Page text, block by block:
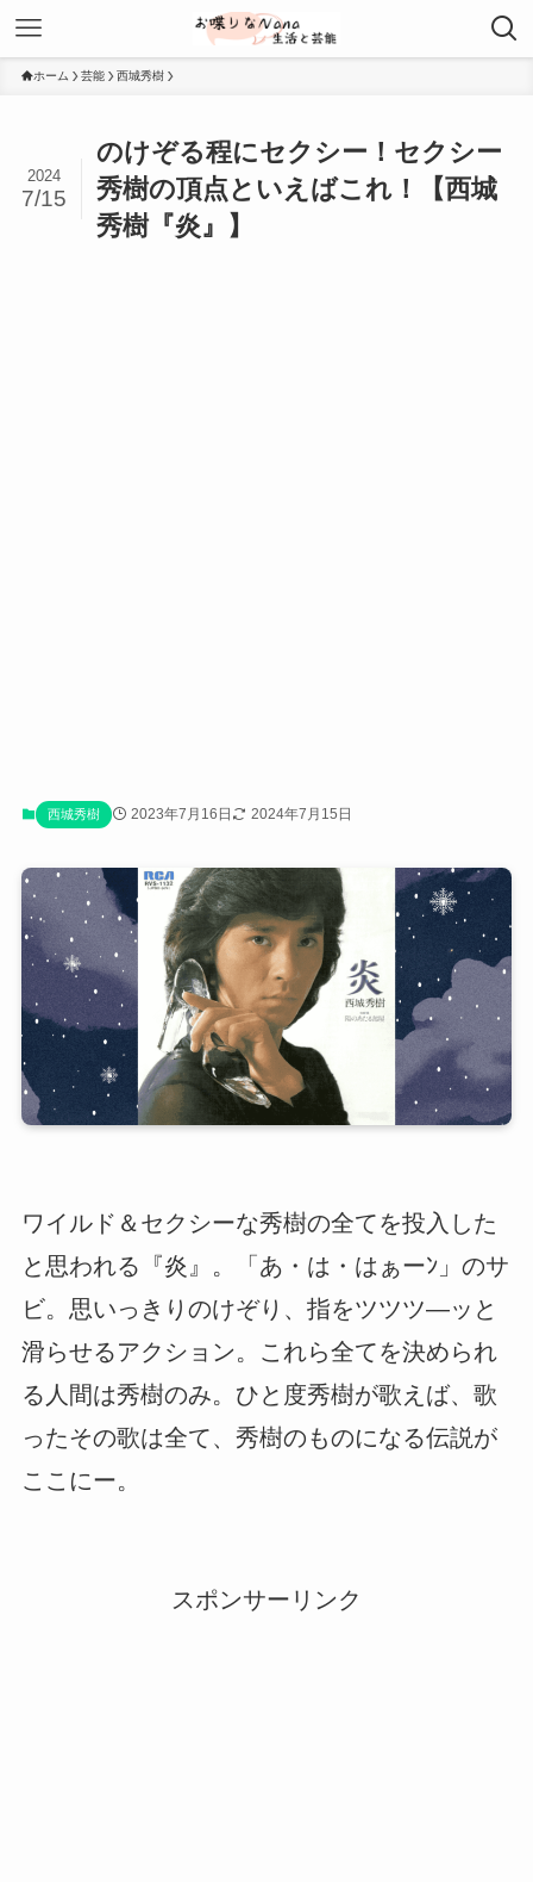
ホーム 芸能 西城秀樹
のけぞる程にセクシー！セクシー
秀樹の頂点といえばこれ！【西城
秀樹『炎』】
2024
7/15
西城秀樹 2023年7月16日 2024年7月15日
ワイルド＆セクシーな秀樹の全てを投入した
と思われる『炎』。「あ・は・はぁーﾝ」のサ
ビ。思いっきりのけぞり、指をツツツ―ッと
滑らせるアクション。これら全てを決められ
る人間は秀樹のみ。ひと度秀樹が歌えば、歌
ったその歌は全て、秀樹のものになる伝説が
ここにー。
スポンサーリンク